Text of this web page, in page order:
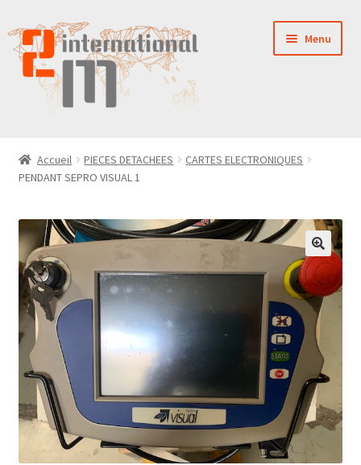
Aller
à
la
navigation
Aller
au
contenu
Menu
NOUVEAUTÉS
VENTES
PIÈCES DÉTACHÉES
CONTACT
Accueil PIECES DETACHEES
CARTES ELECTRONIQUES
PENDANT SEPRO VISUAL 1